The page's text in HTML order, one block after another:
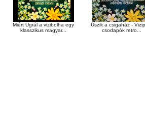
Miért Ugrál a vizibolha egy
klasszikus magyar...
Úszik a csigaház -
csodapók retro...